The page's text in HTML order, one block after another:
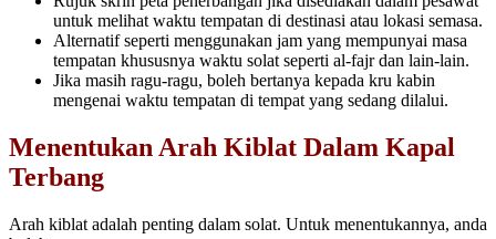
untuk melihat waktu tempatan di destinasi atau lokasi semasa.
Alternatif seperti menggunakan jam yang mempunyai masa
tempatan khususnya waktu solat seperti al-fajr dan lain-lain.
Jika masih ragu-ragu, boleh bertanya kepada kru kabin
mengenai waktu tempatan di tempat yang sedang dilalui.
Menentukan Arah Kiblat Dalam Kapal
Terbang
Arah kiblat adalah penting dalam solat. Untuk menentukannya, anda